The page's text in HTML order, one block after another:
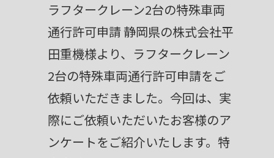
ラフタークレーン2台の特殊車両
通行許可申請 静岡県の株式会社平
田重機様より、ラフタークレーン
2台の特殊車両通行許可申請をご
依頼いただきました。今回は、実
際にご依頼いただいたお客様のア
ンケートをご紹介いたします。特